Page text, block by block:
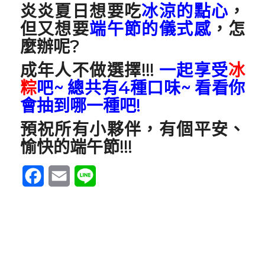
炎炎夏日想要吃冰涼的點心 ，
但又想要端午節的儀式感 ，怎
麼辦呢?
成年人不做選擇!!! 一起享受冰
粽吧~ 總共有4種口味~ 看看你
會抽到哪一種吧!
預祝所有小夥伴，有個平安、
愉快的端午節!!!
Facebook
Email